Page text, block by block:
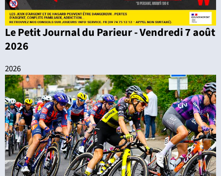
Le Petit Journal du Parieur - Vendredi 7 août
2026
2026